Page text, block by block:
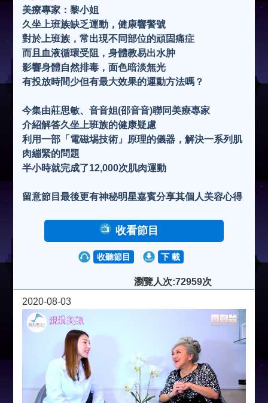
美療專家：黎小姐
久坐上班族缺乏運動，健康響警號
對於上班族，常出現不同部位的頑固痛症
而且血液循環受阻，身體教易出水肿
影響身體自然排毒，面色暗淡無光
有投放時間少但有最大效果的運動方法嗎？
今集由莊思敏、音音姐(邵音音)聯同美療專家
介紹解答久坐上班族的健康疑慮
利用一部「電磁埸技術」原理的儀器，解決一系列肌
肉繃緊的問題
半小時就完成了12,000次肌肉運動
留意節目最後更有神秘明星嘉賓分享其個人美容心得
收看節目
收聽節目 下 載
瀏覽人次:72959次
2020-08-03